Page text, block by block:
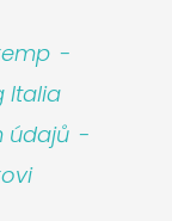
-
Italia
údajů -